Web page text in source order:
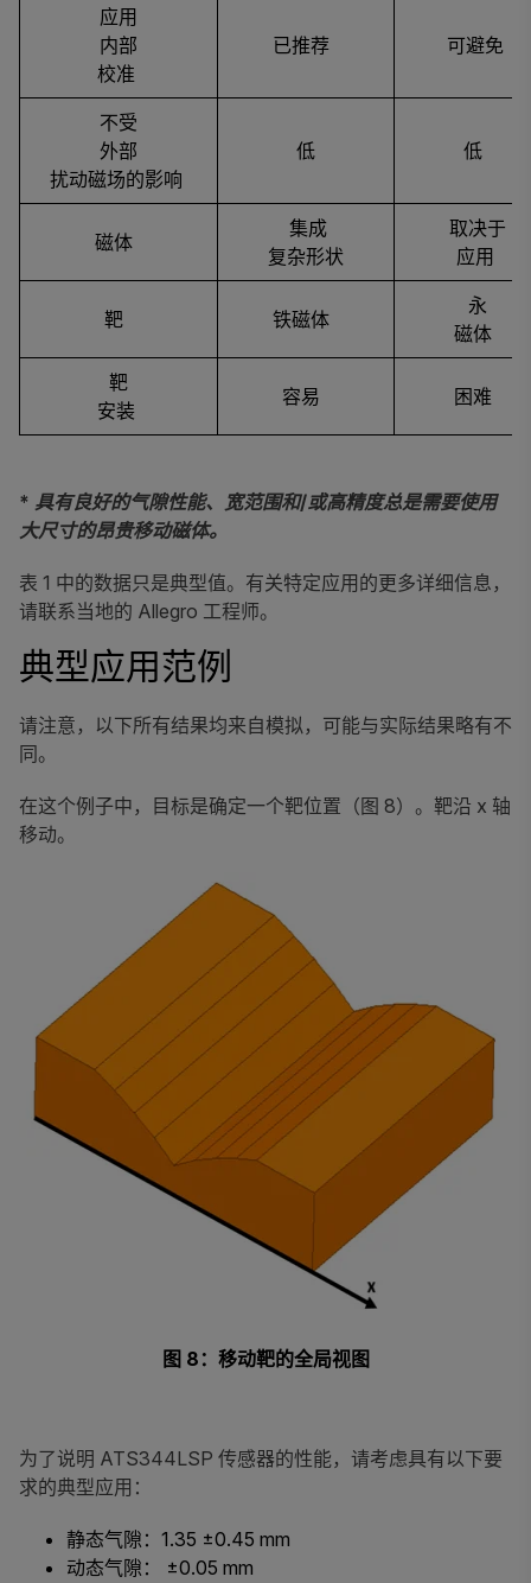
应用
内部
校准
已推荐 可避免
不受
外部
扰动磁场的影响
低 低
磁体
集成
复杂形状
取决于
应用
靶 铁磁体
永
磁体
靶
安装
容易 困难
* 具有良好的气隙性能、宽范围和/或高精度总是需要使用
大尺寸的昂贵移动磁体。
表 1 中的数据只是典型值。有关特定应用的更多详细信息，
请联系当地的 Allegro 工程师。
典型应用范例
请注意，以下所有结果均来自模拟，可能与实际结果略有不
同。
在这个例子中，目标是确定一个靶位置（图 8）。靶沿 x 轴
移动。
图 8：移动靶的全局视图
为了说明 ATS344LSP 传感器的性能，请考虑具有以下要
求的典型应用：
静态气隙：1.35 ±0.45 mm
动态气隙： ±0.05 mm